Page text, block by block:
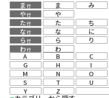
ま行 ま み
や行 や
た行 た ち
な行 な に
ら行 ら り
わ行 わ
A B C
G
H I
M
N O
S
T U
Y
Z